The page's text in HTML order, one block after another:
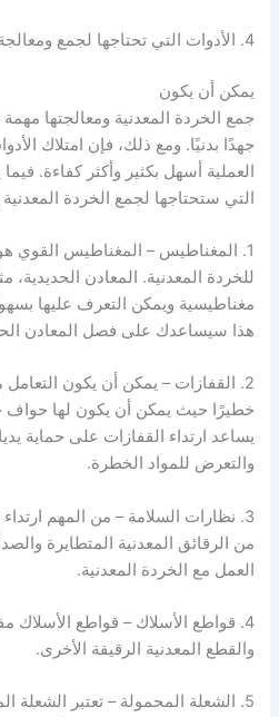
4. الأدوات التي تحتاجها لجمع ومعالجة الخردة المعدنية
يمكن أن يكون
جمع الخردة المعدنية ومعالجتها
جهدًا بدنيًا. ومع ذلك، فإن امتلاك
العملية أسهل بكثير وأكثر كفاءة.
التي ستحتاجها لجمع الخردة المعدنية
1. المغناطيس – المغناطيس القوي
للخردة المعدنية. المعادن الحديدية،
مغناطيسية ويمكن التعرف عليها
هذا سيساعدك على فصل المعادن
2. القفازات – يمكن أن يكون التعامل
خطيرًا حيث يمكن أن يكون لها حواف
يساعد ارتداء القفازات على حماية
والتعرض للمواد الخطرة.
3. نظارات السلامة – من المهم
من الرقائق المعدنية المتطايرة
العمل مع الخردة المعدنية.
4. قواطع الأسلاك – قواطع الأسلاك
والقطع المعدنية الرقيقة الأخرى.
5. الشعلة المحمولة – تعتبر الشعلة